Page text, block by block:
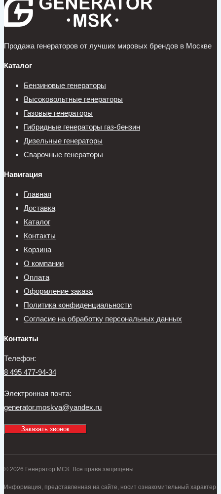
Продажа генераторов от лучших мировых брендов в Москве
Каталог
Бензиновые генераторы
Высоковольтные генераторы
Газовые генераторы
Гибридные генераторы газ-бензин
Дизельные генераторы
Сварочные генераторы
Навигация
Главная
Доставка
Каталог
Контакты
Корзина
О компании
Оплата
Оформление заказа
Политика конфиденциальности
Согласие на обработку персональных данных
Контакты
Телефон:
8 495 477-94-34
Электронная почта:
generator.moskva@yandex.ru
Заказать звонок
© 2026 Генератор МСК. Все права защищены.
Информация, представленная на сайте, носит ознакомительный характер